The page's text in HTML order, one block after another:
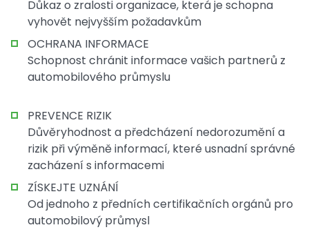
Důkaz o zralosti organizace, která je schopna
vyhovět nejvyšším požadavkům
OCHRANA INFORMACE
Schopnost chránit informace vašich partnerů z
automobilového průmyslu
PREVENCE RIZIK
Důvěryhodnost a předcházení nedorozumění a
rizik při výměně informací, které usnadní správné
zacházení s informacemi
ZÍSKEJTE UZNÁNÍ
Od jednoho z předních certifikačních orgánů pro
automobilový průmysl